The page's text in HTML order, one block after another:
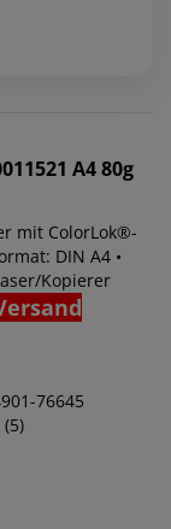
A4 80g
mit ColorLok®-
DIN A4 •
Kopierer
76645
(5)